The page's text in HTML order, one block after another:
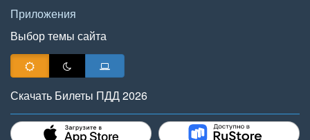
Приложения
Выбор темы сайта
Скачать Билеты ПДД 2026